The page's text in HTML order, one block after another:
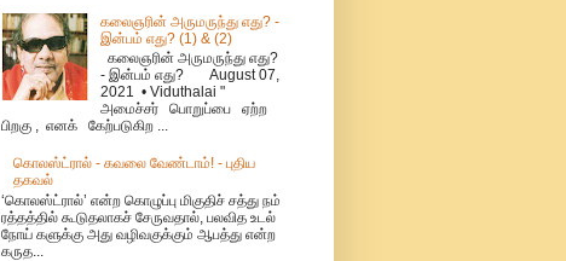
கலைஞரின் அருமருந்து எது? -
இன்பம் எது? (1) & (2)
கலைஞரின் அருமருந்து எது?
- இன்பம் எது? August 07,
2021 • Viduthalai "
அமைச்சர் பொறுப்பை ஏற்ற
பிறகு , எனக் கேற்படுகிற ...
கொலஸ்ட்ரால் - கவலை வேண்டாம்! - புதிய
தகவல்
‘கொலஸ்ட்ரால்’ என்ற கொழுப்பு மிகுதிச் சத்து நம்
ரத்தத்தில் கூடுதலாகச் சேருவதால், பலவித உடல்
நோய் களுக்கு அது வழிவகுக்கும் ஆபத்து என்ற
கருத...